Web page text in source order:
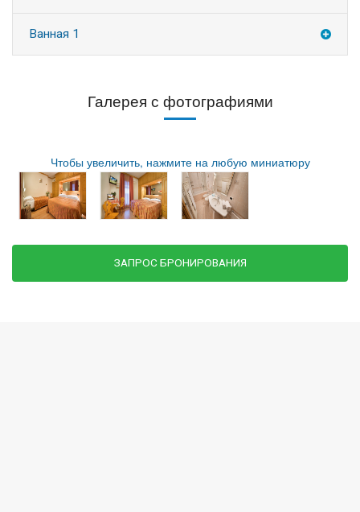
Ванная 1
Галерея с фотографиями
Чтобы увеличить, нажмите на любую миниатюру
ЗАПРОС БРОНИРОВАНИЯ